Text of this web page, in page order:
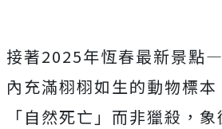
接著2025年恆春最新景點
內充滿栩栩如生的動物標
「自然死亡」而非獵殺，